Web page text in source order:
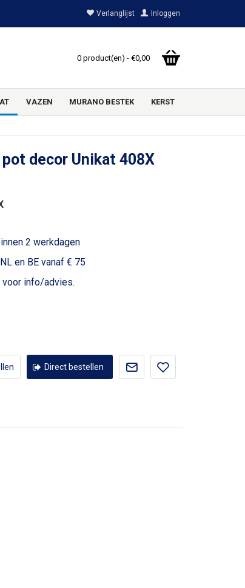
Verlanglijst Inloggen
0 product(en) - €0,00
VAZEN MURANO BESTEK KERST
pot decor Unikat 408X
2 werkdagen
en BE vanaf € 75
voor info/advies.
Direct bestellen